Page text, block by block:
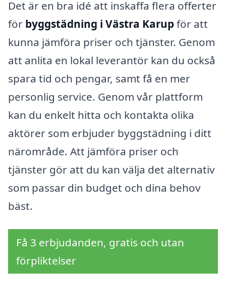
Det är en bra idé att inskaffa flera offerter
för byggstädning i Västra Karupför att
kunna jämföra priser och tjänster. Genom
att anlita en lokal leverantör kan du också
spara tid och pengar, samt få en mer
personlig service. Genom vår plattform
kan du enkelt hitta och kontakta olika
aktörer som erbjuder byggstädning i ditt
närområde. Att jämföra priser och
tjänster gör att du kan välja det alternativ
som passar din budget och dina behov
bäst.
Få 3 erbjudanden, gratis och utan
förpliktelser